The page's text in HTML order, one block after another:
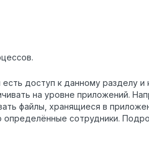
доступ к данному разделу и
на уровне приложений.
файлы, хранящиеся в
определённые сотрудники.